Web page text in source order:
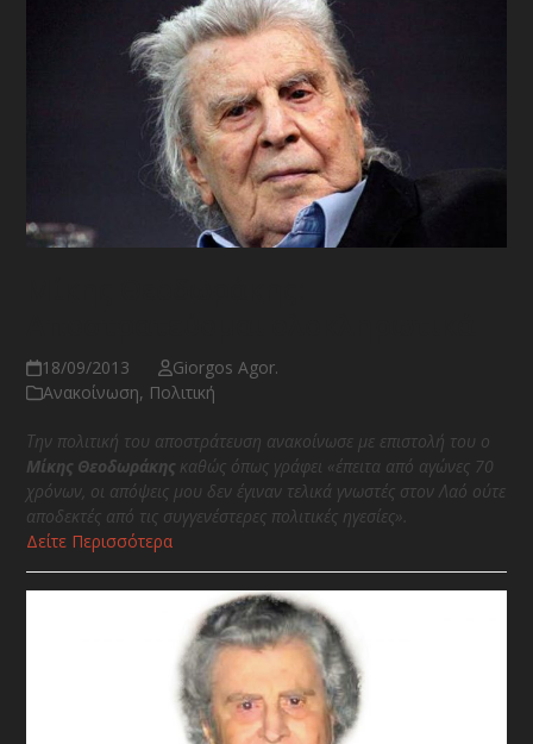
18/09/2013
Giorgos Agor.
Ανακοίνωση, Πολιτική
Την πολιτική του αποστράτευση ανακοίνωσε με επιστολή του ο
Μίκης Θεοδωράκης καθώς όπως γράφει «έπειτα από αγώνες 70
χρόνων, οι απόψεις μου δεν έγιναν τελικά γνωστές στον Λαό ούτε
αποδεκτές από τις συγγενέστερες πολιτικές ηγεσίες».
Δείτε Περισσότερα